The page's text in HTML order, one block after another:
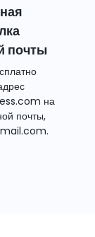
почты
на
почты,